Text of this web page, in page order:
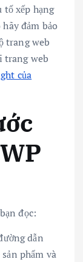
tố xếp hạng
đảm bảo
trang web
trang web
của
đọc:
dẫn
phẩm và